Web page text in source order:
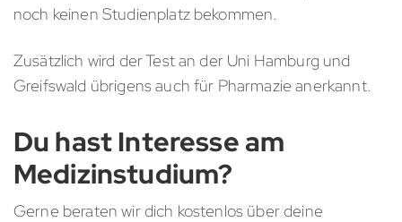
noch keinen Studienplatz bekommen.
Zusätzlich wird der Test an der Uni Hamburg und
Greifswald übrigens auch für Pharmazie anerkannt.
Du hast Interesse am
Medizinstudium?
Gerne beraten wir dich kostenlos über deine